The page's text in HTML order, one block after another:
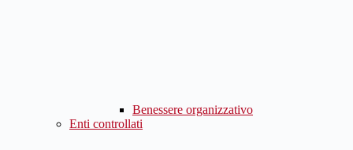
Benessere organizzativo
Enti controllati